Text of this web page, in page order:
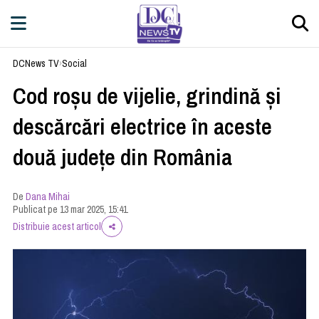
DCNews TV›Social
Cod roşu de vijelie, grindină şi
descărcări electrice în aceste
două județe din România
DeDana Mihai
Publicat pe 13 mar 2025, 15:41
Distribuie acest articol